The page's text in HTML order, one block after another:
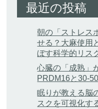
最近の投稿
朝の「ストレス
せる？大麻使用
ぼす科学的リス
心臓の「成熟」
PRDM16と30-
眠りが教える脳
スクを可視化す